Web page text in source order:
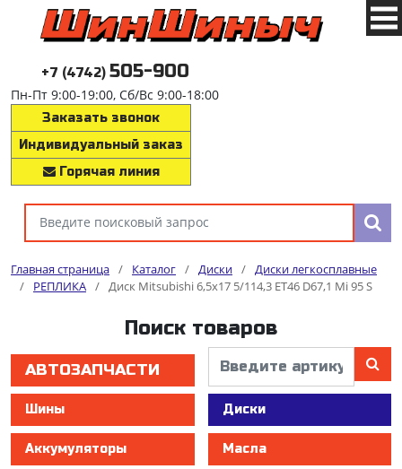
+7 (4742) 505-900
Пн-Пт 9:00-19:00, Сб/Вс 9:00-18:00
Заказать звонок
Индивидуальный заказ
Горячая линия
Главная страница / Каталог / Диски / Диски легкосплавные
/
РЕПЛИКА / Диск Mitsubishi 6,5x17 5/114,3 ET46 D67,1 Mi 95 S
Поиск товаров
АВТОЗАПЧАСТИ
Шины Диски
Аккумуляторы Масла